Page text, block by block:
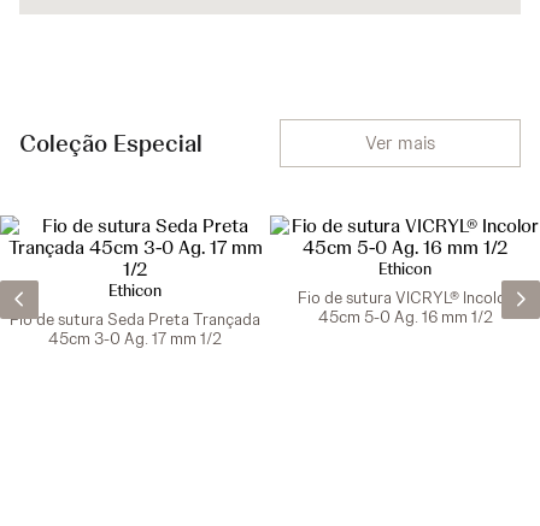
Coleção Especial Ver mais
Ethicon
Fio de sutura Seda Preta Trançada
45cm 3-0 Ag. 17 mm 1/2
Ethicon
Fio de sutura VICRYL® Incolor
45cm 5-0 Ag. 16 mm 1/2